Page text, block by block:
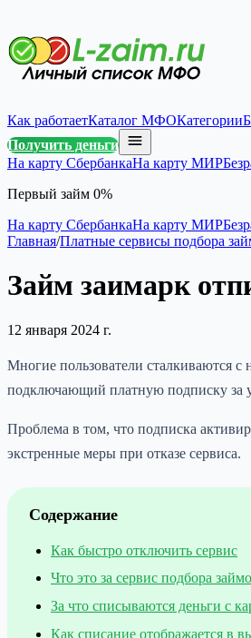
Как работаетКаталог МФОКатегории
Получить деньги
На карту СбербанкаНа карту МИР
Первый займ 0%
На карту СбербанкаНа карту МИР
Главная/Платные сервисы подбора
Займ заимарк
12 января 2024 г.
Многие пользователи сталкиваются
подключающий платную подписку за
Проблема в том, что подписка
экстренные меры при отказе сервиса.
Содержание
Как быстро отключить сервис
Что это за сервис подбора
За что списываются деньги с
Как списание отображается в